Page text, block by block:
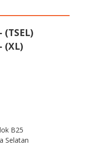
(TSEL)
(XL)
B25
Selatan